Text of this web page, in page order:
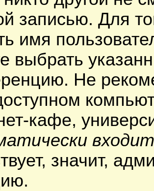
записью. Для
имя
выбрать
Не
кафе,
значит,